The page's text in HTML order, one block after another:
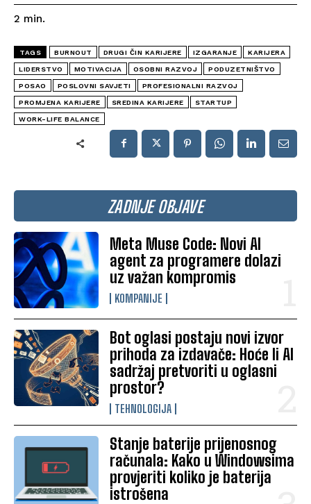
ZADNJE OBJAVE
Meta Muse Code: Novi AI
agent za programere dolazi
uz važan kompromis
KOMPANIJE
Bot oglasi postaju novi izvor
prihoda za izdavače: Hoće li AI
sadržaj pretvoriti u oglasni
prostor?
TEHNOLOGIJA
Stanje baterije prijenosnog
računala: Kako u Windowsima
provjeriti koliko je baterija
istrošena
2 min.
TAGS BURNOUT DRUGI ČIN KARIJERE IZGARANJE KARIJERA
LIDERSTVO MOTIVACIJA OSOBNI RAZVOJ PODUZETNIŠTVO
POSAO POSLOVNI SAVJETI PROFESIONALNI RAZVOJ
PROMJENA KARIJERE SREDINA KARIJERE STARTUP
WORK-LIFE BALANCE